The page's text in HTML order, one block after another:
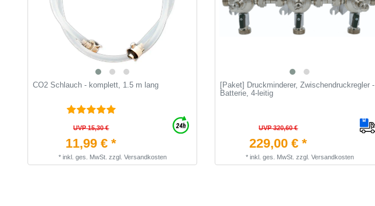
CO2 Schlauch - komplett, 1.5 m lang
UVP 15,30 €
11,99 € *
* inkl. ges. MwSt. zzgl. Versandkosten
[Paket] Druckminderer, Zwischendruckregler -
Batterie, 4-leitig
UVP 320,60 €
229,00 € *
* inkl. ges. MwSt. zzgl. Versandkosten